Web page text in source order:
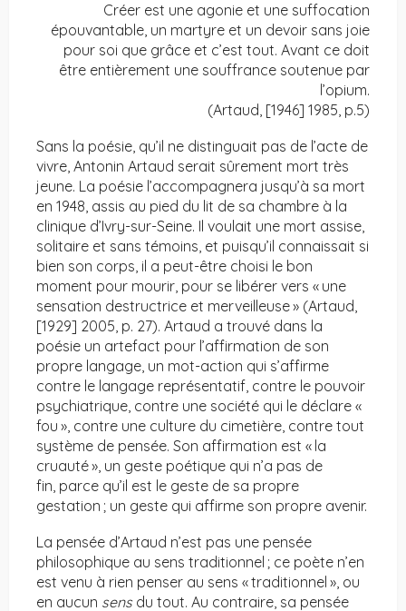
Créer est une agonie et une suffocation
épouvantable, un martyre et un devoir sans joie
pour soi que grâce et c’est tout. Avant ce doit
être entièrement une souffrance soutenue par
l’opium.
(Artaud, [1946] 1985, p.5)
Sans la poésie, qu’il ne distinguait pas de l’acte de
vivre, Antonin Artaud serait sûrement mort très
jeune. La poésie l’accompagnera jusqu’à sa mort
en 1948, assis au pied du lit de sa chambre à la
clinique d’Ivry-sur-Seine. Il voulait une mort assise,
solitaire et sans témoins, et puisqu’il connaissait si
bien son corps, il a peut-être choisi le bon
moment pour mourir, pour se libérer vers « une
sensation destructrice et merveilleuse » (Artaud,
[1929] 2005, p. 27). Artaud a trouvé dans la
poésie un artefact pour l’affirmation de son
propre langage, un mot-action qui s’affirme
contre le langage représentatif, contre le pouvoir
psychiatrique, contre une société qui le déclare «
fou », contre une culture du cimetière, contre tout
système de pensée. Son affirmation est « la
cruauté », un geste poétique qui n’a pas de
fin, parce qu’il est le geste de sa propre
gestation ; un geste qui affirme son propre avenir.
La pensée d’Artaud n’est pas une pensée
philosophique au sens traditionnel ; ce poète n’en
est venu à rien penser au sens « traditionnel », ou
en aucun sens du tout. Au contraire, sa pensée